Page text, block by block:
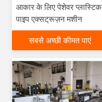
आकार के लिए पेशेवर प्लास्टिक
पाइप एक्सट्रूज़न मशीन
सबसे अच्छी कीमत पाएं